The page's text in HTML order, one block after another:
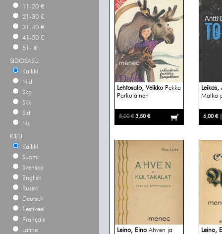
11-20 €
21-30 €
31-40 €
41-50 €
51- €
SIDOSASU
Kaikki
Nid
Skp
Skk
Sid
Ns
KIELI
Kaikki
Suomi
Svenska
English
Russki
Deutsch
Eestikeel
Français
Latine
Lehtosalo, Veikko Pekka
Parkulainen
5,00 €3,50 €
Leikas,
Matka
6,00 €
Leino, Eino Ahven ja
Leino,